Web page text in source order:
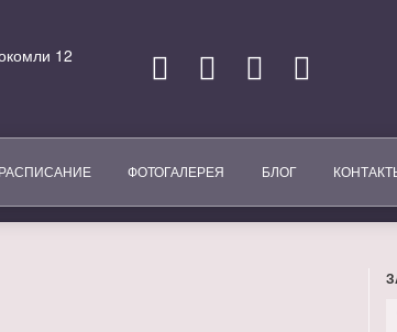
12
РАСПИСАНИЕ ФОТОГАЛЕРЕЯ БЛОГ